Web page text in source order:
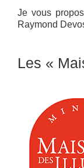
Je vous
Raymond
Les «